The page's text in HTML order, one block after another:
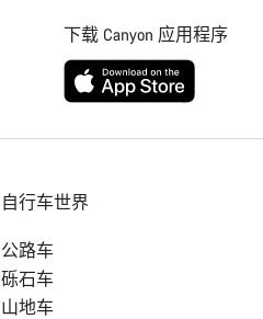
下载 Canyon 应用程序
自行车世界
公路车
砾石车
山地车